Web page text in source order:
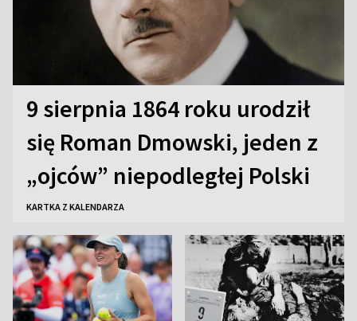
9 sierpnia 1864 roku urodził
się Roman Dmowski, jeden z
„ojców” niepodległej Polski
KARTKA Z KALENDARZA